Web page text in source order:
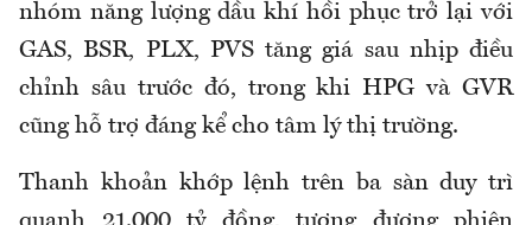
nhóm năng lượng dầu khí hồi phục trở lại với
GAS, BSR, PLX, PVS tăng giá sau nhịp điều
chỉnh sâu trước đó, trong khi HPG và GVR
cũng hỗ trợ đáng kể cho tâm lý thị trường.
Thanh khoản khớp lệnh trên ba sàn duy trì